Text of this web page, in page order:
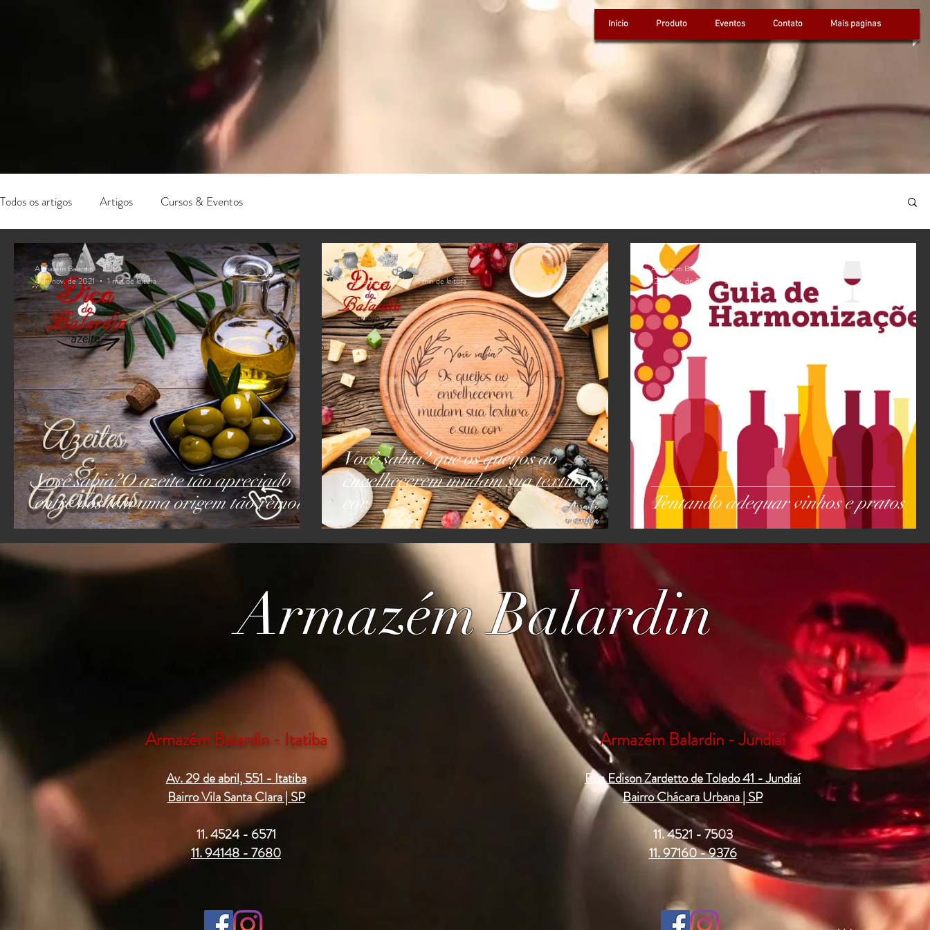
Inicio Produto Eventos Contato Mais paginas
Todos os artigos Artigos Cursos & Eventos
Você sabia?O azeite tão apreciado
entre nós tem uma origem tão remota.
Armazém Balardin
4 de nov. de 2021
1 min de leitura
Você sabia? que os queijos ao
envelhecerem mudam sua textura e
cor.
Armazém Balardin
19 de out. de 2021
1 min de leitura
Tentando adequar vinhos e pratos
Armazém Balardin
12 de fev. de 2021
2 min de leitura
Armazém Balardin
Armazém Balardin - Itatiba
Av. 29 de abril, 551 - Itatiba
Bairro Vila Santa Clara | SP
11. 4524 - 6571
11. 94148 - 7680
Armazém Balardin - Jundiaí
Rua Edison Zardetto de Toledo 41 - Jundiaí
Bairro Chácara Urbana | SP
11. 4521 - 7503
11. 97160 - 9376